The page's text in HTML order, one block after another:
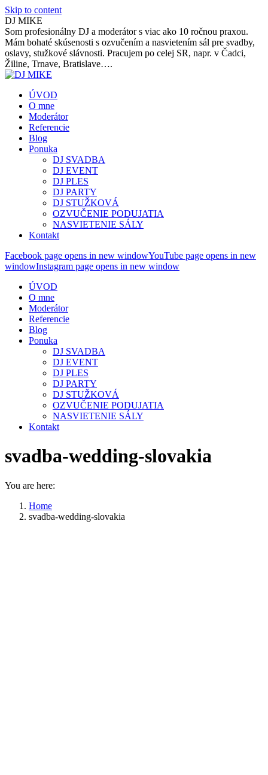
Skip to content
DJ MIKE
Som profesionálny DJ a moderátor s viac ako 10 ročnou praxou.
Mám bohaté skúsenosti s ozvučením a nasvietením sál pre svadby,
oslavy, stužkové slávnosti. Pracujem po celej SR, napr. v Čadci,
Žiline, Trnave, Bratislave….
ÚVOD
O mne
Moderátor
Referencie
Blog
Ponuka
DJ SVADBA
DJ EVENT
DJ PLES
DJ PARTY
DJ STUŽKOVÁ
OZVUČENIE PODUJATIA
NASVIETENIE SÁLY
Kontakt
Facebook page opens in new windowYouTube page opens in new
windowInstagram page opens in new window
ÚVOD
O mne
Moderátor
Referencie
Blog
Ponuka
DJ SVADBA
DJ EVENT
DJ PLES
DJ PARTY
DJ STUŽKOVÁ
OZVUČENIE PODUJATIA
NASVIETENIE SÁLY
Kontakt
svadba-wedding-slovakia
You are here:
Home
svadba-wedding-slovakia